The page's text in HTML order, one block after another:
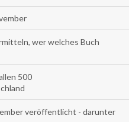
wer welches Buch
500
veröffentlicht - darunter